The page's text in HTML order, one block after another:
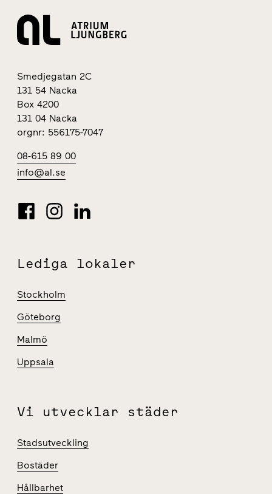
Smedjegatan 2C
131 54 Nacka
Box 4200
131 04 Nacka
orgnr: 556175-7047
08-615 89 00
info@al.se
Lediga lokaler
Stockholm
Göteborg
Malmö
Uppsala
Vi utvecklar städer
Stadsutveckling
Bostäder
Hållbarhet